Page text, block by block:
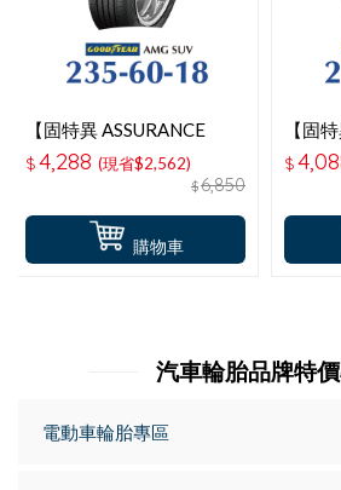
購物車
【固特異 ASSURANCE
MAXGUARD SUV】 235-
60-18操控性能輪胎
$4,288 (現省$2,562)
$6,850
【固
60-18
$
汽車輪胎品牌特
電動車輪胎專區